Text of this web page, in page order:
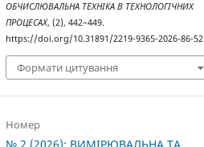
ОБЧИСЛЮВАЛЬНА ТЕХНІКА В ТЕХНОЛОГІЧНИХ
ПРОЦЕСАХ, (2), 442–449.
https://doi.org/10.31891/2219-9365-2026-86-52
Формати цитування
Номер